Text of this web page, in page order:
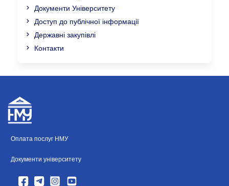
Документи Університету
Доступ до публічної інформації
Державні закупівлі
Контакти
Оплата послуг НМУ
Документи університету